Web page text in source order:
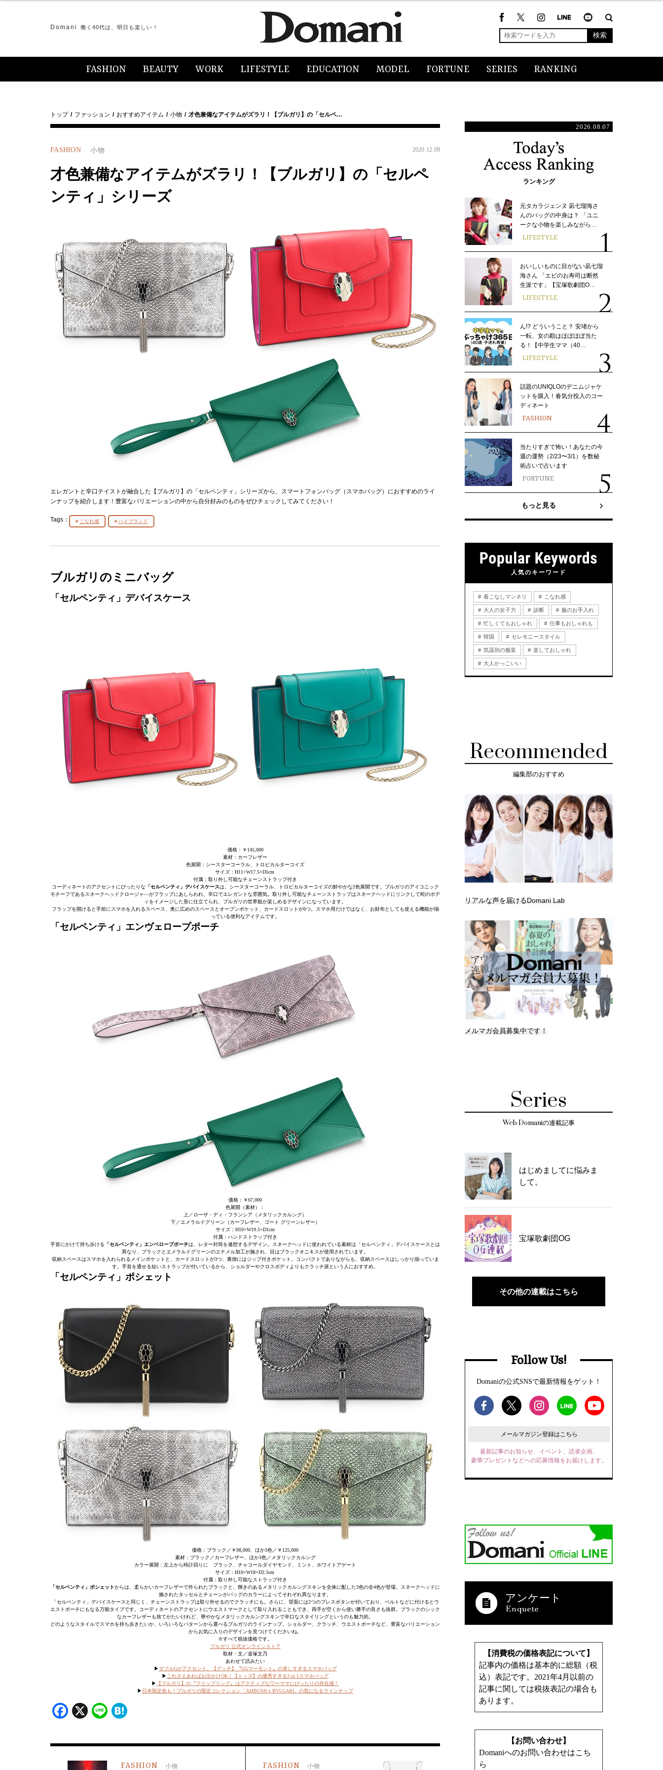
Domani 働く40代は、明日も楽しい！
検索
FASHION BEAUTY WORK LIFESTYLE EDUCATION MODEL FORTUNE SERIES RANKING
トップ ファッション おすすめアイテム 小物 才色兼備なアイテムがズラリ！【ブルガリ】の「セルペ…
FASHION 小物 2020.12.09
才色兼備なアイテムがズラリ！【ブルガリ】の「セルペ
ンティ」シリーズ
エレガントと辛口テイストが融合した【ブルガリ】の「セルペンティ」シリーズから、スマートフォンバッグ（スマホバッグ）におすすめのライ
ンナップを紹介します！豊富なバリエーションの中から自分好みのものをぜひチェックしてみてください！
Tags： こなれ感 ハイブランド
ブルガリのミニバッグ
「セルペンティ」デバイスケース
価格：￥145,000
素材：カーフレザー
色展開：シースターコーラル、トロピカルターコイズ
サイズ：H11×W17.5×D5cm
付属：取り外し可能なチェーンストラップ付き
コーディネートのアクセントにぴったりな 「セルペンティ」デバイスケースは、シースターコーラル、トロピカルターコイズの鮮やかな2色展開です。ブルガリのアイコニック
モチーフであるスネークヘッドクロージャ―がフラップにあしらわれ、辛口でエレガントな雰囲気。取り外し可能なチェーンストラップはスネークヘッドにリンクして蛇のボデ
ィをイメージした形に仕立てられ、ブルガリの世界観が楽しめるデザインになっています。
フラップを開けると手前にスマホを入れるスペース、奥に広めのスペースとオープンポケット、カードスロットが6つ。スマホ用だけではなく、お財布としても使える機能が揃
っている便利なアイテムです。
「セルペンティ」エンヴェロープポーチ
価格：￥67,000
色展開（素材）：
上／ローザ・ディ・フランシア（メタリックカルング）
下／エメラルドグリーン（カーフレザー、ゴート グリーンレザー）
サイズ：H10×W19.5×D1cm
付属：ハンドストラップ付き
手首にかけて持ち歩ける 「セルペンティ」エンベロープポーチは、レター封筒を連想するデザイン。スネークヘッドに使われている素材は「セルペンティ」デバイスケースとは
異なり、ブラックとエメラルドグリーンのエナメル加工が施され、目はブラックオニキスが使用されています。
収納スペースはスマホを入れられるメインポケットと、カードスロットが3つ、裏側にはジップ付きポケット。コンパクトでありながらも、収納スペースはしっかり揃っていま
す。手首を通せる短いストラップが付いているから、ショルダーやクロスボディよりもクラッチ派という人におすすめ。
「セルペンティ」ポシェット
価格：ブラック／￥98,000、ほか3色／￥125,000
素材：ブラック／カーフレザー、ほか3色／メタリックカルング
カラー展開：左上から時計回りに ブラック、チャコールダイヤモンド、ミント、ホワイトアゲート
サイズ：H10×W18×D2.5cm
付属：取り外し可能なストラップ付き
「セルペンティ」ポシェットからは、柔らかいカーフレザーで作られたブラックと、輝きのあるメタリックカルングスキンを全体に配した3色の全4色が登場。スネークヘッドに
施されたタッセルとチェーンがバッグのカラーによってそれぞれ異なります。
「セルペンティ」デバイスケースと同じく、チェーンストラップは取り外せるのでクラッチにも。さらに、背面には2つのプレスボタンが付いており、ベルトなどに付けるとウ
エストポーチにもなる万能タイプです。コーディネートのアクセントにウエストマークとして取り入れることもでき、両手が空くから使い勝手の良さも抜群。ブラックのシック
なカーフレザーも捨てがたいけれど、華やかなメタリックカルングスキンで辛口なスタイリングというのも魅力的。
どのようなスタイルでスマホを持ち歩きたいか、いろいろなパターンから選べるブルガリのラインナップ。ショルダー、クラッチ、ウエストポーチなど、豊富なバリエーション
からお気に入りのデザインを見つけてくださいね。
※すべて税抜価格です。
ブルガリ 公式オンラインストア
取材・文／道塚文乃
あわせて読みたい
▶ ダブルGがアクセント。【グッチ】〝GGマーモント〟の美しすぎるスマホバッグ
▶ これさえあればお出かけOK！【トッズ】の優秀すぎる3 in 1スマホバッグ
▶
【ブルガリ】の〝フリップリング〟はアクティブなワーママにぴったりの存在感！
▶ 日本限定色も！ブルガリの限定コレクション「AMBUSH x BVLGARI」の気になるラインナップ
Facebook
X Line
FASHION 小物 FASHION 小物
2026.08.07
ランキング
元タカラジェンヌ 凪七瑠海さ
んのバッグの中身は？ 「ユニ
ークな小物を楽しみながら…
LIFESTYLE
おいしいものに目がない凪七瑠
海さん 「エビのお寿司は断然
生派です」【宝塚歌劇団O…
LIFESTYLE
ん!? どういうこと？ 安堵から
一転、女の勘はほぼほぼ当た
る！【中学生ママ（40…
LIFESTYLE
話題のUNIQLOのデニムジャケ
ットを購入！春気分投入のコー
ディネート
FASHION
当たりすぎて怖い！あなたの今
週の運勢（2/23〜3/1）を数秘
術占いで占います
FORTUNE
もっと見る
人気のキーワード
着こなしマンネリ こなれ感
大人の女子力 診断 服のお手入れ
忙しくてもおしゃれ 仕事もおしゃれも
韓国 セレモニースタイル
気温別の服装 楽しておしゃれ
大人かっこいい
Recommended
編集部のおすすめ
リアルな声を届けるDomani Lab
メルマガ会員募集中です！
Series
Web Domaniの連載記事
はじめましてに悩みま
して。
宝塚歌劇団OG
その他の連載はこちら
Follow Us!
Domaniの公式SNSで最新情報をゲット！
メールマガジン登録はこちら
最新記事のお知らせ、イベント、読者企画、
豪華プレゼントなどへの応募情報をお届けします。
アンケート
【消費税の価格表記について】
記事内の価格は基本的に総額（税
込）表記です。2021年4月以前の
記事に関しては税抜表記の場合も
あります。
【お問い合わせ】
Domaniへのお問い合わせはこち
ら